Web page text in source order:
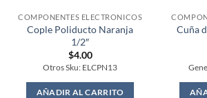
COMPONENTES ELECTRONICOS
Cople Poliducto Naranja
1/2″
$4.00
Otros Sku: ELCPN13
AÑADIR AL CARRITO
Cuña